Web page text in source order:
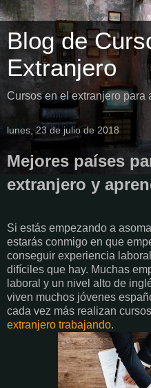
Blog de
Extranjero
Cursos en el extranjero para
lunes, 23 de julio de 2018
Mejores países
extranjero y
Si estás empezando a
estarás conmigo en que
conseguir experiencia
difíciles que hay. Muchas
laboral y un nivel alto de
viven muchos jóvenes
cada vez más realizan
extranjero trabajando.